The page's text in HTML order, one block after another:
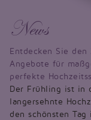
News
Entdecken Sie
Angebote für
perfekte
Der Frühling ist in
langersehnte
den schönsten